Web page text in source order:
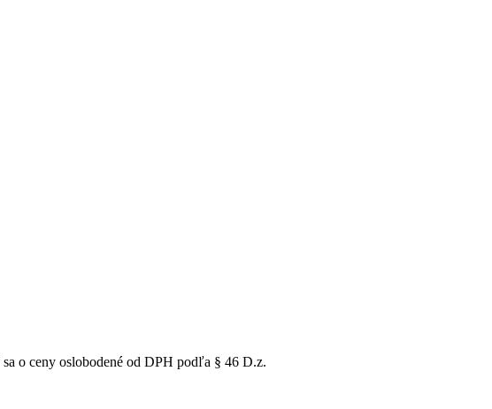
o ceny oslobodené od DPH podľa § 46 D.z.